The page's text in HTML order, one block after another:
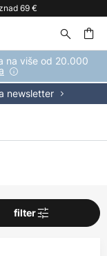
69 €
na više od 20.000
newsletter
filter